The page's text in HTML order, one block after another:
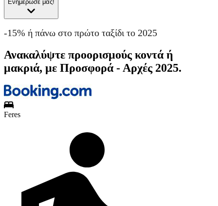
Ενημέρωσέ μας!
-15% ή πάνω στο πρώτο ταξίδι το 2025
Ανακαλύψτε προορισμούς κοντά ή
μακριά, με Προσφορά - Αρχές 2025.
Feres